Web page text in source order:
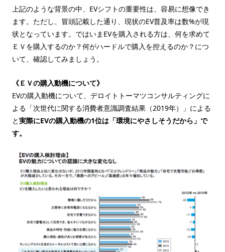
上記のような背景の中、EVシフトの重要性は、容易に想像でき
ます。ただし、冒頭記載した通り、現状のEV普及率は数%が現
状となっています。ではいまEVを購入される方は、何を求めて
ＥＶを購入するのか？何がハードルで購入を控えるのか？につ
いて、確認してみましょう。
《ＥＶの購入動機について》
EVの購入動機について、デロイトトーマツコンサルティングに
よる「次世代に関する消費者意識調査結果（2019年）」による
と実際にEVの購入動機の1位は「環境にやさしそうだから」で
す。